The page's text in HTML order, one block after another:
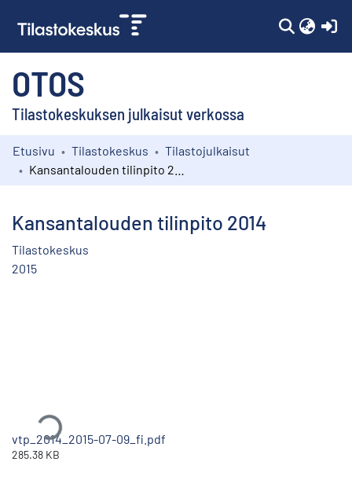
OTOS
Tilastokeskuksen julkaisut verkossa
Kokoelmat
Etusivu Tilastokeskus
Tilastojulkaisut
Kansantalouden tilinpito 2014
Tilastokeskus
2015
Ladataan...
vtp_2014_2015-07-09_fi.pdf
285.38 KB